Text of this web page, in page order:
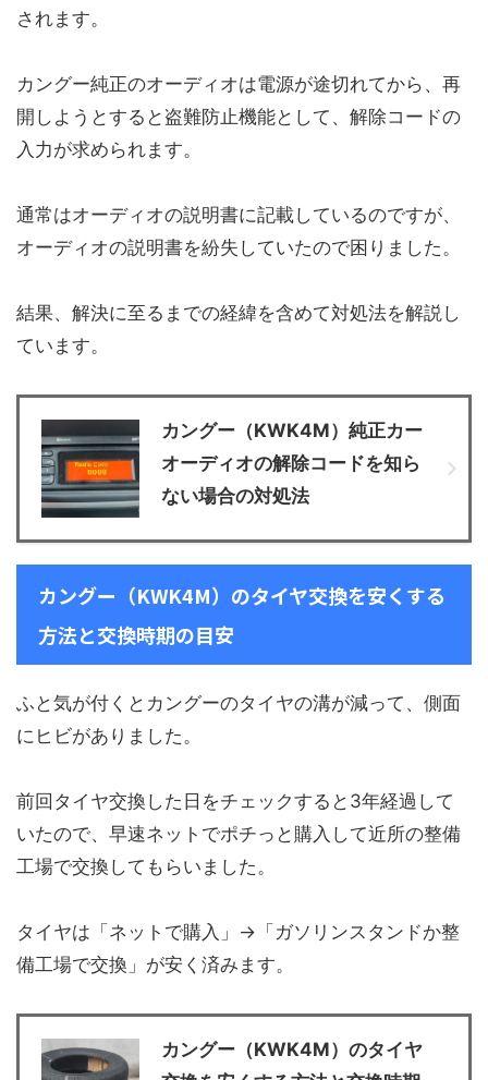
されます。
カングー純正のオーディオは電源が途切れてから、再
開しようとすると盗難防止機能として、解除コードの
入力が求められます。
通常はオーディオの説明書に記載しているのですが、
オーディオの説明書を紛失していたので困りました。
結果、解決に至るまでの経緯を含めて対処法を解説し
ています。
カングー（KWK4M）純正カー
オーディオの解除コードを知ら
ない場合の対処法
カングー（KWK4M）のタイヤ交換を安くする
方法と交換時期の目安
ふと気が付くとカングーのタイヤの溝が減って、側面
にヒビがありました。
前回タイヤ交換した日をチェックすると3年経過して
いたので、早速ネットでポチっと購入して近所の整備
工場で交換してもらいました。
タイヤは「ネットで購入」→「ガソリンスタンドか整
備工場で交換」が安く済みます。
カングー（KWK4M）のタイヤ